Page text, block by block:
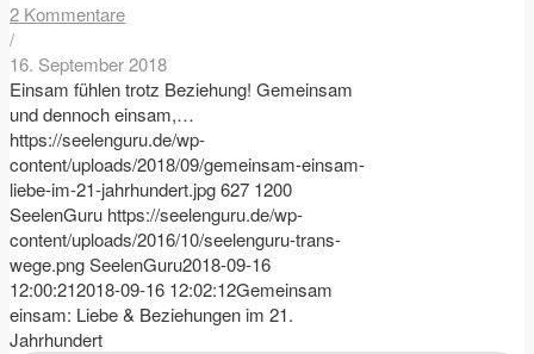
2 Kommentare
/
16. September 2018
Einsam fühlen trotz Beziehung! Gemeinsam
und dennoch einsam,…
https://seelenguru.de/wp-
content/uploads/2018/09/gemeinsam-einsam-
liebe-im-21-jahrhundert.jpg627 1200
SeelenGuru https://seelenguru.de/wp-
content/uploads/2016/10/seelenguru-trans-
wege.pngSeelenGuru2018-09-16
12:00:212018-09-16 12:02:12Gemeinsam
einsam: Liebe & Beziehungen im 21.
Jahrhundert